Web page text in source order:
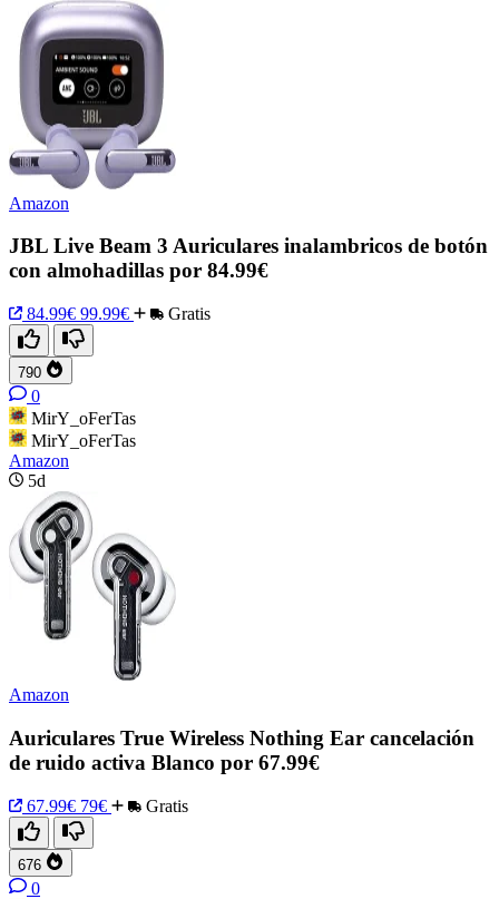
Amazon
JBL Live Beam 3 Auriculares inalambricos de botón
con almohadillas por 84.99€
84.99€ 99.99€ Gratis
790
0
MirY_oFerTas
MirY_oFerTas
Amazon
5d
Amazon
Auriculares True Wireless Nothing Ear cancelación
de ruido activa Blanco por 67.99€
67.99€ 79€ Gratis
676
0